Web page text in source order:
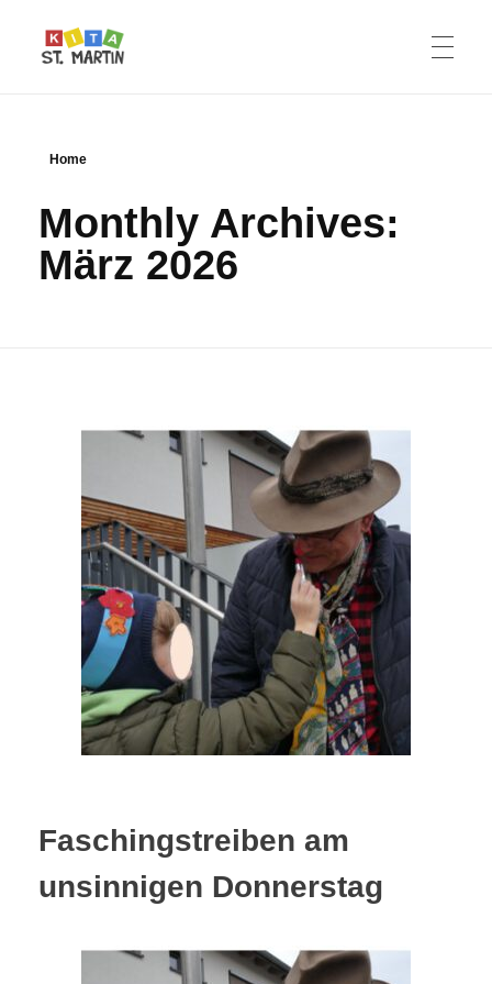
Kita St. Martin
Home
Monthly Archives:
März 2026
Faschingstreiben am
unsinnigen Donnerstag